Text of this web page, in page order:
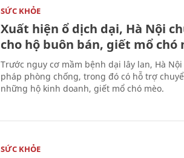
SỨC KHỎE
Xuất hiện ổ dịch dại, Hà Nội
cho hộ buôn bán, giết mổ chó
Trước nguy cơ mầm bệnh dại lây lan, Hà
pháp phòng chống, trong đó có hỗ trợ
những hộ kinh doanh, giết mổ chó mèo.
SỨC KHỎE